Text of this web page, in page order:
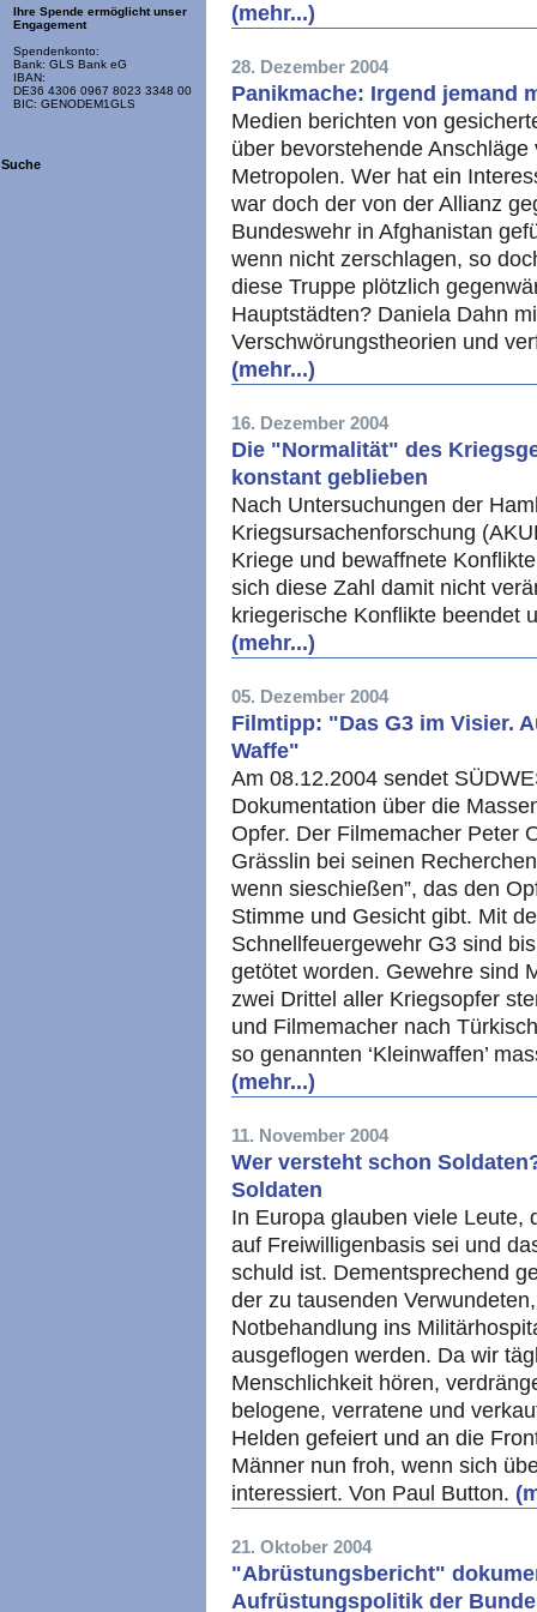
Ihre Spende ermöglicht unser
Engagement
Spendenkonto:
Bank: GLS Bank eG
IBAN:
DE36 4306 0967 8023 3348 00
BIC: GENODEM1GLS
Suche
(mehr...)
28. Dezember 2004
Panikmache: Irgend jemand
Medien berichten von
über bevorstehende
Metropolen. Wer hat ein
war doch der von der Allianz
Bundeswehr in Afghanistan
wenn nicht zerschlagen, so
diese Truppe plötzlich
Hauptstädten? Daniela Dahn
Verschwörungstheorien und
(mehr...)
16. Dezember 2004
Die "Normalität" des
konstant geblieben
Nach Untersuchungen der
Kriegsursachenforschung
Kriege und bewaffnete
sich diese Zahl damit nicht
kriegerische Konflikte beendet
(mehr...)
05. Dezember 2004
Filmtipp: "Das G3 im Visier.
Waffe"
Am 08.12.2004 sendet
Dokumentation über die
Opfer. Der Filmemacher Peter
Grässlin bei seinen
wenn sieschießen”, das den
Stimme und Gesicht gibt. Mit
Schnellfeuergewehr G3 sind
getötet worden. Gewehre sind
zwei Drittel aller Kriegsopfer
und Filmemacher nach
so genannten ‘Kleinwaffen’
(mehr...)
11. November 2004
Wer versteht schon
Soldaten
In Europa glauben viele Leute,
auf Freiwilligenbasis sei und
schuld ist. Dementsprechend
der zu tausenden
Notbehandlung ins
ausgeflogen werden. Da wir
Menschlichkeit hören,
belogene, verratene und
Helden gefeiert und an die
Männer nun froh, wenn sich
interessiert. Von Paul Button.
21. Oktober 2004
"Abrüstungsbericht"
Aufrüstungspolitik der